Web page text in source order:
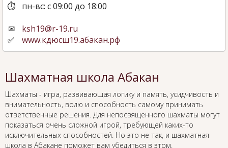
пн-вс: с 09:00 до 18:00
ksh19@r-19.ru
www.кдюсш19.абакан.рф
Шахматная школа Абакан
Шахматы - игра, развивающая логику и память, усидчивость и
внимательность, волю и способность самому принимать
ответственные решения. Для непосвященного шахматы могут
показаться очень сложной игрой, требующей каких-то
исключительных способностей. Но это не так, и шахматная
школа в Абакане поможет вам убедиться в этом.